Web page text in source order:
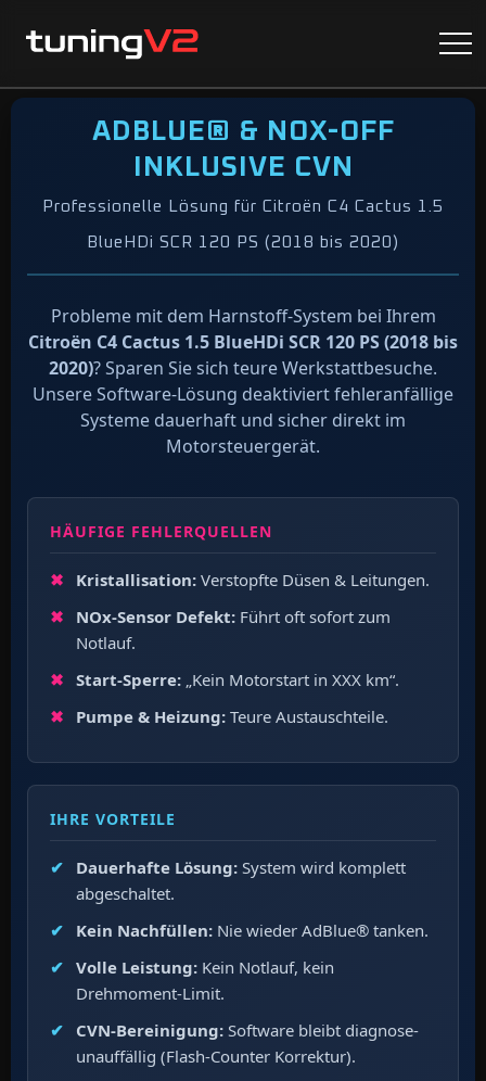
ADBLUE® & NOX-OFF
INKLUSIVE CVN
Professionelle Lösung für Citroën C4 Cactus 1.5
BlueHDi SCR 120 PS (2018 bis 2020)
Probleme mit dem Harnstoff-System bei Ihrem
Citroën C4 Cactus 1.5 BlueHDi SCR 120 PS (2018 bis
2020)? Sparen Sie sich teure Werkstattbesuche.
Unsere Software-Lösung deaktiviert fehleranfällige
Systeme dauerhaft und sicher direkt im
Motorsteuergerät.
HÄUFIGE FEHLERQUELLEN
Kristallisation: Verstopfte Düsen & Leitungen.
NOx-Sensor Defekt: Führt oft sofort zum
Notlauf.
Start-Sperre: „Kein Motorstart in XXX km“.
Pumpe & Heizung: Teure Austauschteile.
IHRE VORTEILE
Dauerhafte Lösung: System wird komplett
abgeschaltet.
Kein Nachfüllen: Nie wieder AdBlue® tanken.
Volle Leistung: Kein Notlauf, kein
Drehmoment-Limit.
CVN-Bereinigung: Software bleibt diagnose-
unauffällig (Flash-Counter Korrektur).